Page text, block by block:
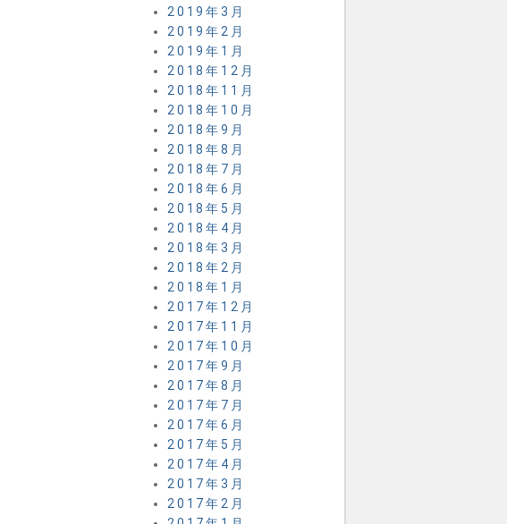
2019年3月
2019年2月
2019年1月
2018年12月
2018年11月
2018年10月
2018年9月
2018年8月
2018年7月
2018年6月
2018年5月
2018年4月
2018年3月
2018年2月
2018年1月
2017年12月
2017年11月
2017年10月
2017年9月
2017年8月
2017年7月
2017年6月
2017年5月
2017年4月
2017年3月
2017年2月